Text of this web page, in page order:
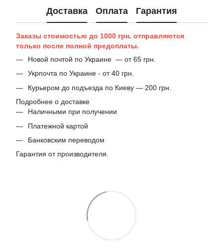
Доставка Оплата Гарантия
Заказы стоимостью до 1000 грн. отправляются
только после полной предоплаты.
Новой почтой по Украине — от 65 грн.
Укрпочта по Украине - от 40 грн.
Курьером до подъезда по Киеву — 200 грн.
Подробнее о доставке
Наличными при получении
Платежной картой
Банковским переводом
Гарантия от производителя.